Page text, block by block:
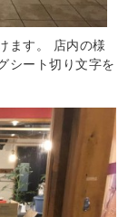
ます。 店内の様
シート切り文字を